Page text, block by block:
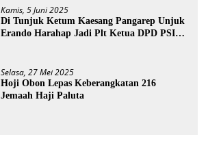
Kamis, 5 Juni 2025
Di Tunjuk Ketum Kaesang Pangarep Unjuk
Erando Harahap Jadi Plt Ketua DPD PSI
Selasa, 27 Mei 2025
Hoji Obon Lepas Keberangkatan 216
Jemaah Haji Paluta